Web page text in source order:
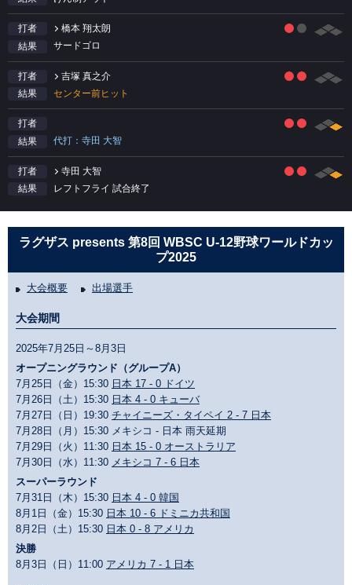
打者
橋本 翔太朗
結果
サードゴロ
打者
吉塚 真之介
結果
センター前ヒット
打者
結果
代打：寺田 大智
打者
寺田 大智
結果
レフトフライ 試合終了
ラグザス presents 第8回 WBSC U-12野球ワールドカッ
プ2025
大会概要 出場選手
大会期間
2025年7月25日～8月3日
オープニングラウンド（グループA）
7月25日（金）15:30 日本 17 - 0 ドイツ
7月26日（土）15:30 日本 4 - 0 キューバ
7月27日（日）19:30 チャイニーズ・タイペイ 2 - 7 日本
7月28日（月）15:30 メキシコ - 日本 雨天延期
7月29日（火）11:30 日本 15 - 0 オーストラリア
7月30日（水）11:30 メキシコ 7 - 6 日本
スーパーラウンド
7月31日（木）15:30 日本 4 - 0 韓国
8月1日（金）15:30 日本 10 - 6 ドミニカ共和国
8月2日（土）15:30 日本 0 - 8 アメリカ
決勝
8月3日（日）11:00 アメリカ 7 - 1 日本